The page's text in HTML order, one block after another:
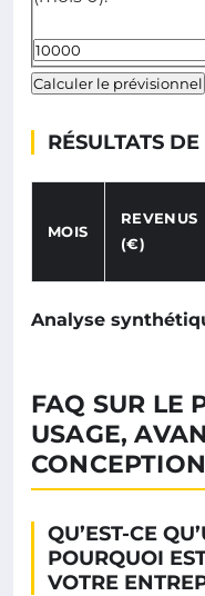
Calculer le prévisionnel
RÉSULTATS
MOIS
REVENUS
(€)
Analyse
FAQ SUR LE
USAGE,
CONCEPTION
QU’EST-CE
POURQUOI
VOTRE